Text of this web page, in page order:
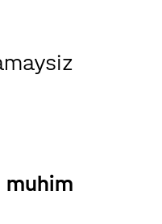
muhim